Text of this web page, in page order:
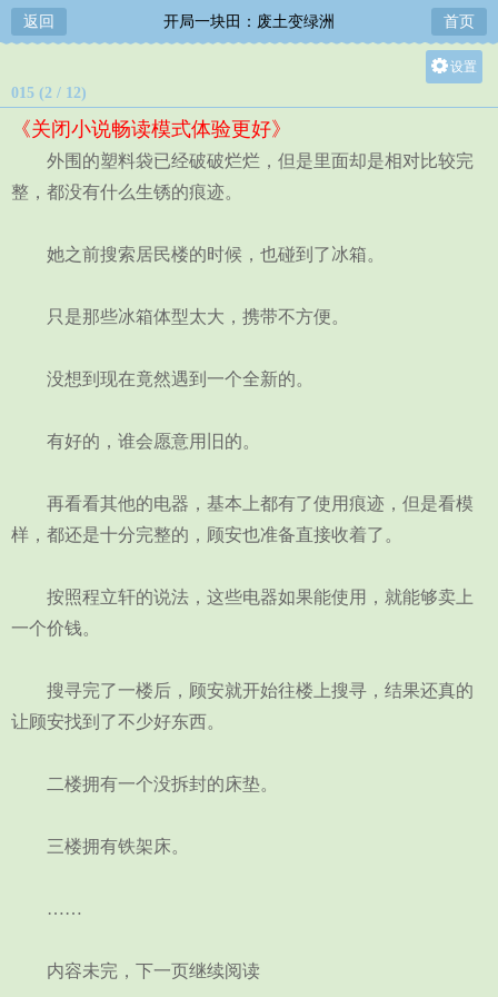
返回 开局一块田：废土变绿洲 首页
设置
中
015 (2 / 12)
《关闭小说畅读模式体验更好》
外围的塑料袋已经破破烂烂，但是里面却是相对比较完
整，都没有什么生锈的痕迹。
她之前搜索居民楼的时候，也碰到了冰箱。
只是那些冰箱体型太大，携带不方便。
没想到现在竟然遇到一个全新的。
有好的，谁会愿意用旧的。
再看看其他的电器，基本上都有了使用痕迹，但是看模
样，都还是十分完整的，顾安也准备直接收着了。
按照程立轩的说法，这些电器如果能使用，就能够卖上
一个价钱。
搜寻完了一楼后，顾安就开始往楼上搜寻，结果还真的
让顾安找到了不少好东西。
二楼拥有一个没拆封的床垫。
三楼拥有铁架床。
……
内容未完，下一页继续阅读